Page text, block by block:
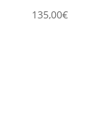
135,00€